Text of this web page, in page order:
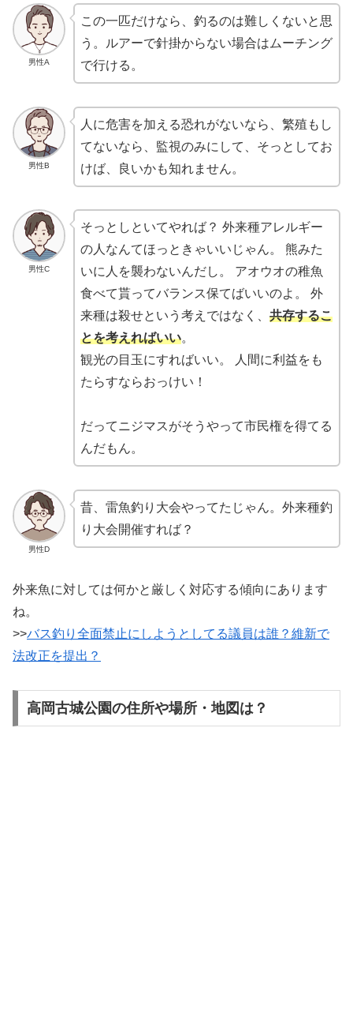
男性A
この一匹だけなら、釣るのは難しくないと思
う。ルアーで針掛からない場合はムーチング
で行ける。
男性B
人に危害を加える恐れがないなら、繁殖もし
てないなら、監視のみにして、そっとしてお
けば、良いかも知れません。
男性C
そっとしといてやれば？ 外来種アレルギー
の人なんてほっときゃいいじゃん。 熊みた
いに人を襲わないんだし。 アオウオの稚魚
食べて貰ってバランス保てばいいのよ。 外
来種は殺せという考えではなく、 共存するこ
とを考えればいい。
観光の目玉にすればいい。 人間に利益をも
たらすならおっけい！
だってニジマスがそうやって市民権を得てる
んだもん。
男性D
昔、雷魚釣り大会やってたじゃん。外来種釣
り大会開催すれば？
外来魚に対しては何かと厳しく対応する傾向にあります
ね。
>>バス釣り全面禁止にしようとしてる議員は誰？維新で
法改正を提出？
高岡古城公園の住所や場所・地図は？